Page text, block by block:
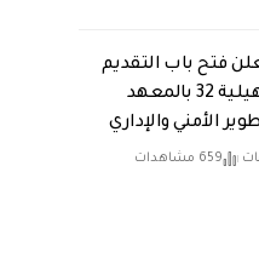
فتح باب التقديم
للدورة التأهيلية 32 بالمعهد
الأمني والإداري
659 مشاهدات